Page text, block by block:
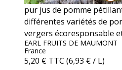
pur jus de pomme
différentes variétés de
vergers écoresponsable
EARL FRUITS DE MAUMONT
France
5,20 € TTC (6,93 € / L)